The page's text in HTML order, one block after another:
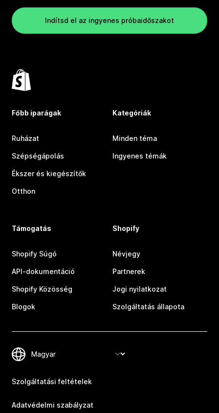
Indítsd el az ingyenes próbaidőszakot
Főbb iparágak
Ruházat
Szépségápolás
Ékszer és kiegészítők
Otthon
Kategóriák
Minden téma
Ingyenes témák
Támogatás
Shopify Súgó
API-dokumentáció
Shopify Közösség
Blogok
Shopify
Névjegy
Partnerek
Jogi nyilatkozat
Szolgáltatás állapota
Szolgáltatási feltételek
Adatvédelmi szabályzat